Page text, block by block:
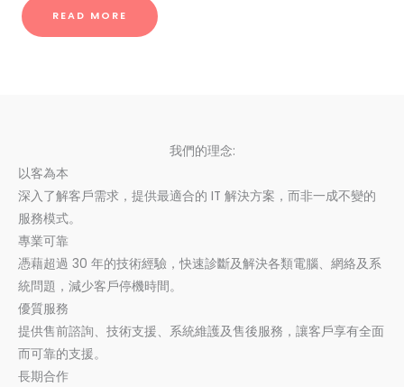
READ MORE
我們的理念:
以客為本
深入了解客戶需求，提供最適合的 IT 解決方案，而非一成不變的
服務模式。
專業可靠
憑藉超過 30 年的技術經驗，快速診斷及解決各類電腦、網絡及系
統問題，減少客戶停機時間。
優質服務
提供售前諮詢、技術支援、系統維護及售後服務，讓客戶享有全面
而可靠的支援。
長期合作